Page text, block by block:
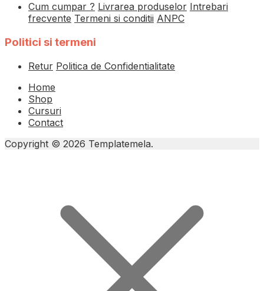
Cum cumpar ? Livrarea produselor Intrebari
frecvente Termeni si conditii ANPC
Politici si termeni
Retur Politica de Confidentialitate
Home
Shop
Cursuri
Contact
Copyright © 2026 Templatemela.